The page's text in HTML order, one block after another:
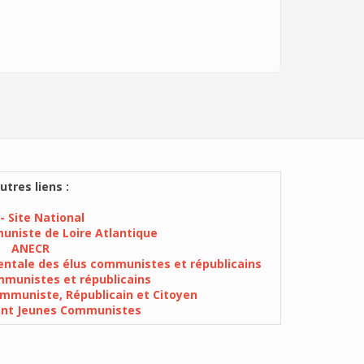
liens :
- Site National
de Loire Atlantique
ANECR
des élus communistes et républicains
et républicains
Républicain et Citoyen
Jeunes Communistes